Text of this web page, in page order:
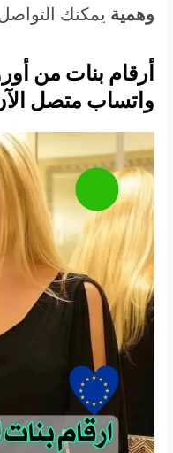
وهمية يمكنك
أرقام بنات من
واتساب متصل